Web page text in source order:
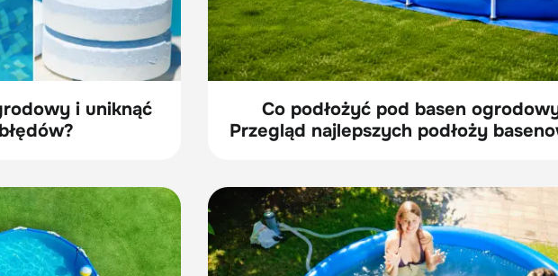
i uniknąć
Co podłożyć pod basen
Przegląd najlepszych podłoży